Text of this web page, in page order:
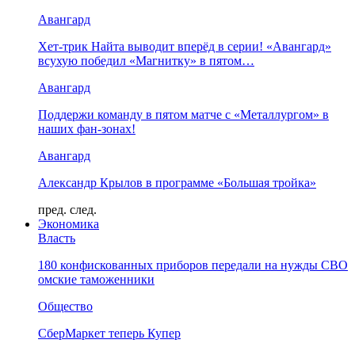
Авангард
Хет-трик Найта выводит вперёд в серии! «Авангард»
всухую победил «Магнитку» в пятом…
Авангард
Поддержи команду в пятом матче с «Металлургом» в
наших фан-зонах!
Авангард
Александр Крылов в программе «Большая тройка»
пред. след.
Экономика
Власть
180 конфискованных приборов передали на нужды СВО
омские таможенники
Общество
СберМаркет теперь Купер